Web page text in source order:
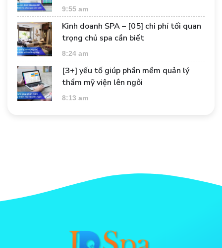
9:55 am
Kinh doanh SPA – [05] chi phí tối quan
trọng chủ spa cần biết
8:24 am
[3+] yếu tố giúp phần mềm quản lý
thẩm mỹ viện lên ngôi
8:13 am